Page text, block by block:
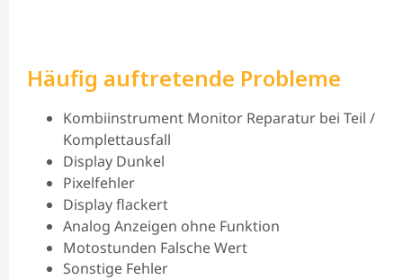
Häufig auftretende Probleme
Kombiinstrument Monitor Reparatur bei Teil /
Komplettausfall
Display Dunkel
Pixelfehler
Display flackert
Analog Anzeigen ohne Funktion
Motostunden Falsche Wert
Sonstige Fehler